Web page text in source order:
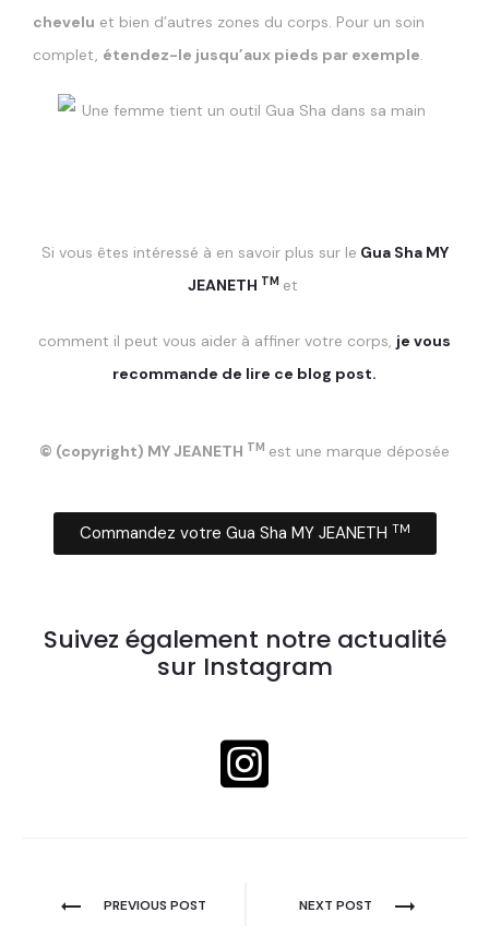
chevelu et bien d’autres zones du corps. Pour un soin
complet, étendez-le jusqu’aux pieds par exemple.
Si vous êtes intéressé à en savoir plus sur le Gua Sha MY
JEANETH TM et
comment il peut vous aider à affiner votre corps, je vous
recommande de lire ce blog post.
© (copyright) MY JEANETH TM est une marque déposée
Commandez votre Gua Sha MY JEANETH TM
Suivez également notre actualité
sur Instagram
PREVIOUS POST NEXT POST